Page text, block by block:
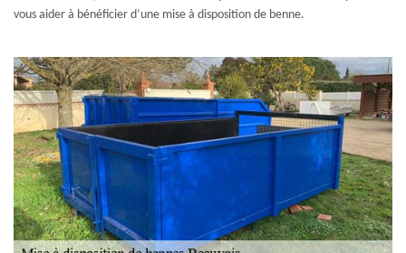
vous aider à bénéficier d’une mise à disposition de benne.